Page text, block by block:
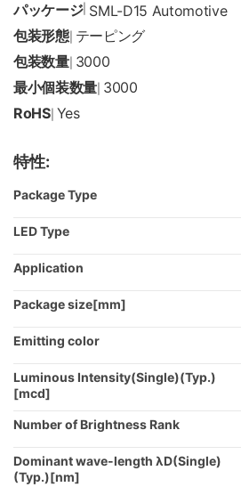
パッケージ| SML-D15 Automotive
包装形態| テーピング
包装数量| 3000
最小個装数量 3000
RoHS| Yes
特性:
Package Type
LED Type
Application
Package size[mm]
Emitting color
Luminous Intensity(Single)(Typ.)
[mcd]
Number of Brightness Rank
Dominant wave-length λD(Single)
(Typ.)[nm]